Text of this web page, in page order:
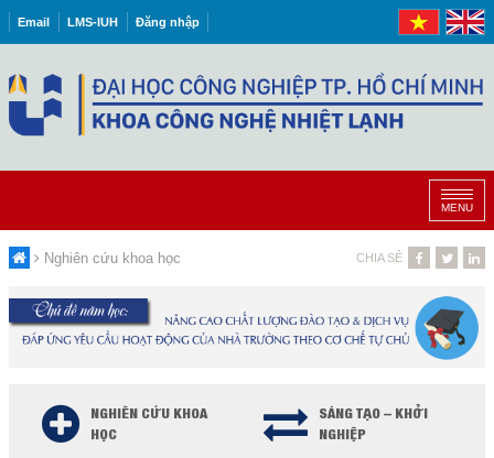
Email LMS-IUH Đăng nhập
MENU
Nghiên cứu khoa học CHIA SẺ
NGHIÊN CỨU KHOA
HỌC
SÁNG TẠO – KHỞI
NGHIỆP